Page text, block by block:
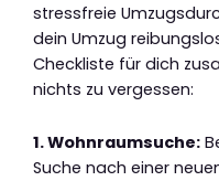
stressfreie
dein Umzug
Checkliste für dich
nichts zu vergessen:
1. Wohnraumsuche:
Suche nach einer